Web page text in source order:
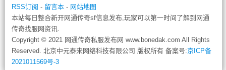
RSS订阅 - 留言本- 网站地图
本站每日整合新开网通传奇sf信息发布,玩家可以第一时间了解到网通
传奇找服网资讯.
Copyright © 2021 网通传奇私服发布网 www.bonedak.com All Rights
Reserved. 北京中元泰来网络科技有限公司 版权所有 备案号:京ICP备
2021011569号-3